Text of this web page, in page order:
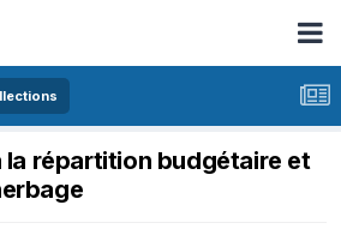
la répartition budgétaire et